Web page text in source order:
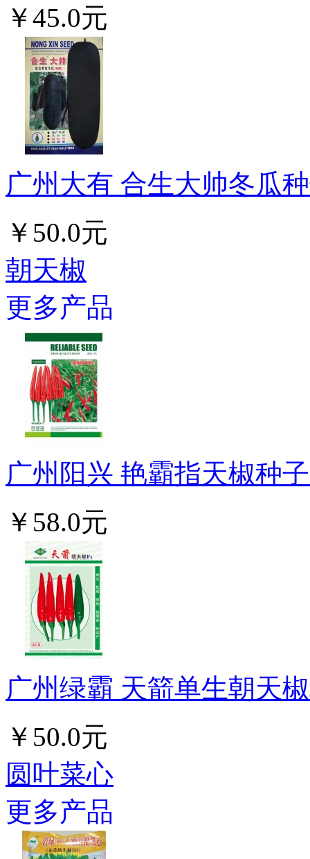
￥45.0元
广州大有 合生大帅冬瓜
￥50.0元
朝天椒
更多产品
广州阳兴 艳霸指天椒种
￥58.0元
广州绿霸 天箭单生朝天
￥50.0元
圆叶菜心
更多产品